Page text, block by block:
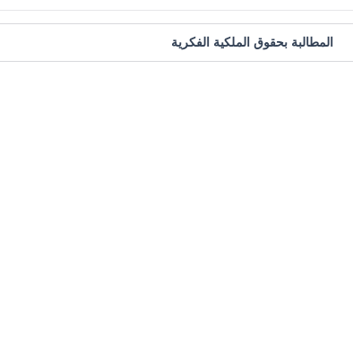
المطالبة بحقوق الملكية الفكرية